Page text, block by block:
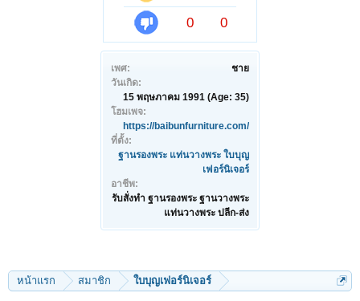
0
0
เพศ:
ชาย
วันเกิด:
15 พฤษภาคม 1991 (Age: 35)
โฮมเพจ:
https://baibunfurniture.com/
ที่ตั้ง:
ฐานรองพระ แท่นวางพระ ใบบุญ
เฟอร์นิเจอร์
อาชีพ:
รับสั่งทำ ฐานรองพระ ฐานวางพระ
แท่นวางพระ ปลีก-ส่ง
หน้าแรก สมาชิก ใบบุญเฟอร์นิเจอร์